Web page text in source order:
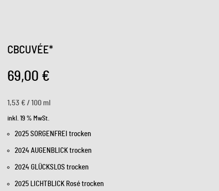
CBCUVÉE*
69,00 €
1,53 € /100 ml
inkl. 19 % MwSt.
2025 SORGENFREI trocken
2024 AUGENBLICK trocken
2024 GLÜCKSLOS trocken
2025 LICHTBLICK Rosé trocken